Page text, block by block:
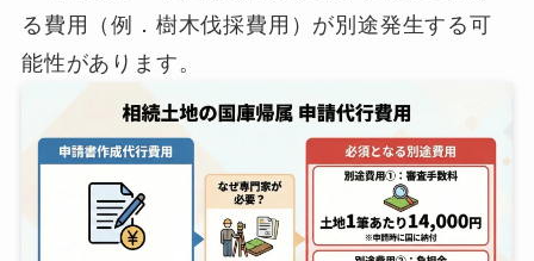
る費用（例．樹木伐採費用）が別途発生する可
能性があります。